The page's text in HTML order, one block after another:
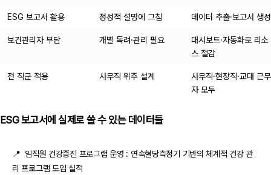
ESG 보고서 활용 정성적 설명에 그침 데이터 추출·보고서 생성
보건관리자 부담 개별 독려·관리 필요
대시보드·자동화로 리소
스 절감
전 직군 적용 사무직 위주 설계
사무직·현장직·교대 근무
자 모두
ESG 보고서에 실제로 쓸 수 있는 데이터들
📍 임직원 건강증진 프로그램 운영 : 연속혈당측정기 기반의 체계적 건강 관
리 프로그램 도입 실적